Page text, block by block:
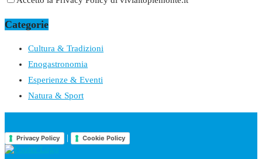
Categorie
Cultura & Tradizioni
Enogastronomia
Esperienze & Eventi
Natura & Sport
Privacy Policy | Cookie Policy